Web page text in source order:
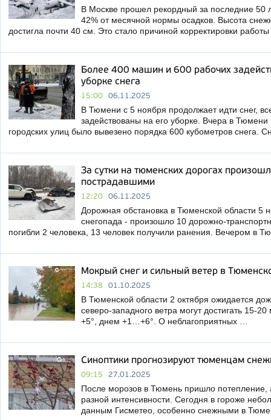
В Москве прошел рекордный за последние 50
42% от месячной нормы осадков. Высота
достигла почти 40 см. Это стало причиной корректировки
Более 400 машин и 600 рабочих
уборке снега
15:00 06.11.2025
В Тюмени с 5 ноября продолжает идти снег,
задействованы на его уборке. Вчера в
городских улиц было вывезено порядка 600 кубометров снега.
За сутки на тюменских дорогах
пострадавшими
12:20 06.11.2025
Дорожная обстановка в Тюменской области 5
снегопада - произошло 10 дорожно-
погибли 2 человека, 13 человек получили ранения. Вечером в
Мокрый снег и сильный ветер в
14:38 01.10.2025
В Тюменской области 2 октября ожидается
северо-западного ветра могут достигать 15-
+5°, днем +1…+6°. О неблагоприятных …
Синоптики прогнозируют тюменцам
09:15 27.01.2025
После морозов в Тюмень пришло потепление,
разной интенсивности. Сегодня в гороже
данным Гисметео, особенно снежными в